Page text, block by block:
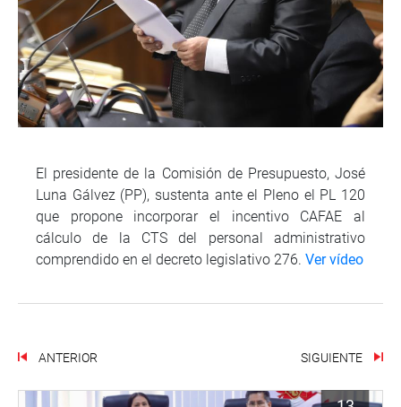
El presidente de la Comisión de Presupuesto, José
Luna Gálvez (PP), sustenta ante el Pleno el PL 120
que propone incorporar el incentivo CAFAE al
cálculo de la CTS del personal administrativo
comprendido en el decreto legislativo 276. Ver vídeo
ANTERIOR SIGUIENTE